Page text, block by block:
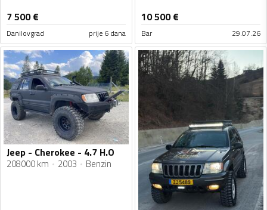
7 500€
Danilovgrad prije 6 dana
10 500€
Bar 29.07.26
Jeep - Cherokee - 4.7 H.O
208000 km 2003 Benzin